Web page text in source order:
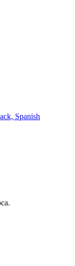
Spanish